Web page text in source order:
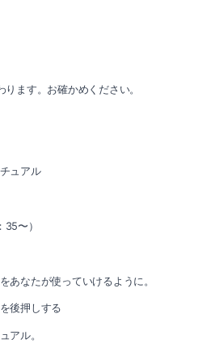
ます。お確かめください。
ュアル
35〜）
あなたが使っていけるように。
後押しする
アル。